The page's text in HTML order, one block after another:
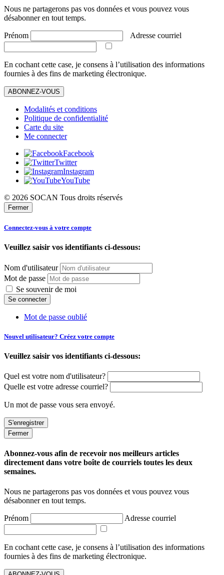
Nous ne partagerons pas vos données et vous pouvez vous
désabonner en tout temps.
Prénom Adresse courriel
En cochant cette case, je consens à l’utilisation des informations
fournies à des fins de marketing électronique.
ABONNEZ-VOUS
Modalités et conditions
Politique de confidentialité
Carte du site
Me connecter
Facebook
Twitter
Instagram
YouTube
© 2026 SOCAN Tous droits réservés
Fermer
Connectez-vous à votre compte
Veuillez saisir vos identifiants ci-dessous:
Nom d'utilisateur
Mot de passe
Se souvenir de moi
Mot de passe oublié
Nouvel utilisateur? Créez votre compte
Veuillez saisir vos identifiants ci-dessous:
Quel est votre nom d'utilisateur?
Quelle est votre adresse courriel?
Un mot de passe vous sera envoyé.
Fermer
Abonnez-vous afin de recevoir nos meilleurs articles
directement dans votre boîte de courriels toutes les deux
semaines.
Nous ne partagerons pas vos données et vous pouvez vous
désabonner en tout temps.
Prénom Adresse courriel
En cochant cette case, je consens à l’utilisation des informations
fournies à des fins de marketing électronique.